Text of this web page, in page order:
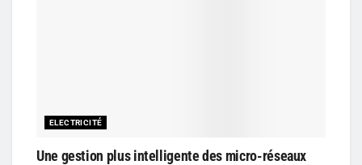
ELECTRICITÉ
Une gestion plus intelligente des micro-réseaux